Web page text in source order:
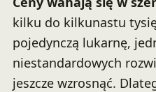
kilku do kilkunastu
pojedynczą lukarnę,
niestandardowych
jeszcze wzrosnąć.